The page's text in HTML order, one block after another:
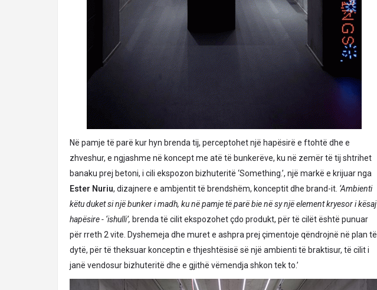
Në pamje të parë kur hyn brenda tij, perceptohet një hapësirë e ftohtë dhe e
zhveshur, e ngjashme në koncept me atë të bunkerëve, ku në zemër të tij shtrihet
banaku prej betoni, i cili ekspozon bizhuteritë ‘Something.’, një markë e krijuar nga
Ester Nuriu, dizajnere e ambjentit të brendshëm, konceptit dhe brand-it. ‘Ambienti
këtu duket si një bunker i madh, ku në pamje të parë bie në sy një element kryesor i kësaj
hapësire - ‘ishulli’, brenda të cilit ekspozohet çdo produkt, për të cilët është punuar
për rreth 2 vite. Dyshemeja dhe muret e ashpra prej çimentoje qëndrojnë në plan të
dytë, për të theksuar konceptin e thjeshtësisë së një ambienti të braktisur, të cilit i
janë vendosur bizhuteritë dhe e gjithë vëmendja shkon tek to.’